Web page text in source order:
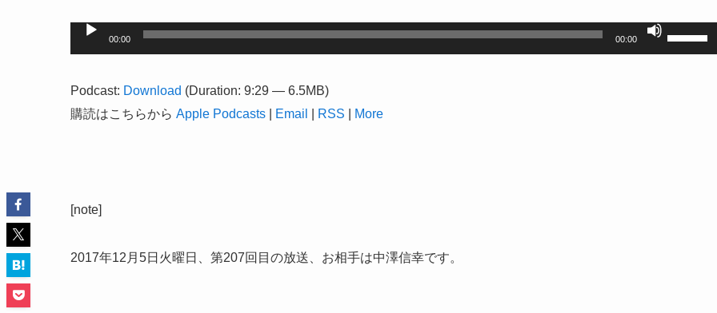
声
ー
00:00 00:00
ボ
リ
Podcast: Download (Duration: 9:29 — 6.5MB)
購読はこちらから Apple Podcasts Email RSS More
[note]
2017年12月5日火曜日、第207回目の放送、お相手は中澤信幸です。